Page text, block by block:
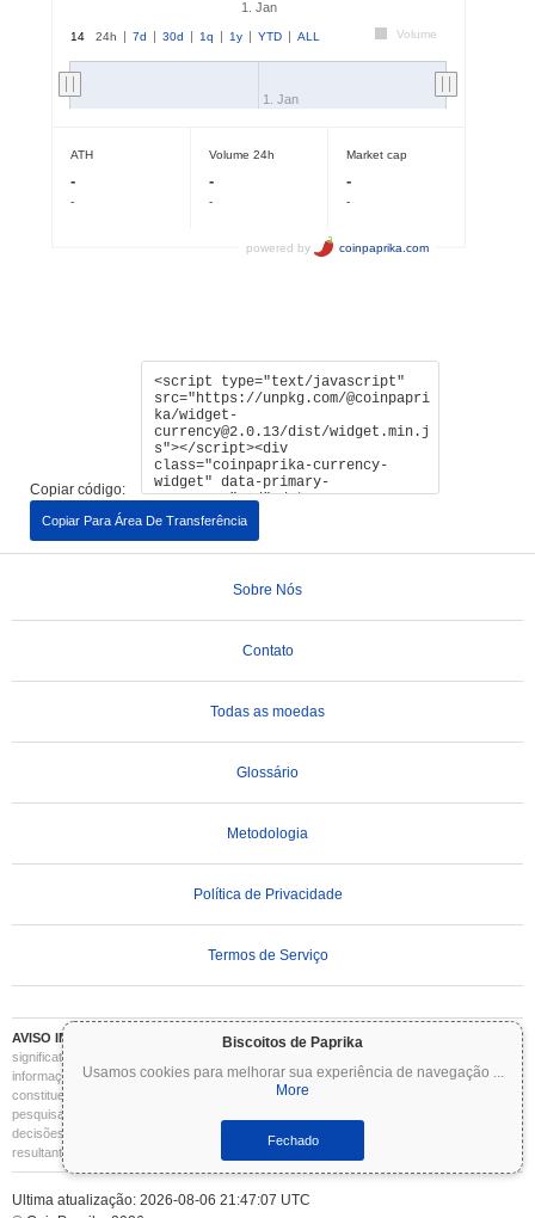
Biscoitos de Paprika
Usamos cookies para melhorar sua experiência de navegação ...
More
Fechado
Copiar código:
Copiar Para Área De Transferência
Sobre Nós
Contato
Todas as moedas
Glossário
Metodologia
Política de Privacidade
Termos de Serviço
AVISO IMPORTANTE:
As criptomoedas são altamente voláteis e envolvem riscos
significativos. Você pode perder parte ou todo o seu investimento. Todas as
informações no Coinpaprika são fornecidas apenas para fins informativos e não
constituem aconselhamento financeiro ou de investimento. Sempre faça sua própria
pesquisa (DYOR) e consulte um consultor financeiro qualificado antes de tomar
decisões de investimento. O Coinpaprika não se responsabiliza por quaisquer perdas
resultantes do uso dessas informações.
Ultima atualização: 2026-08-06 21:47:07 UTC